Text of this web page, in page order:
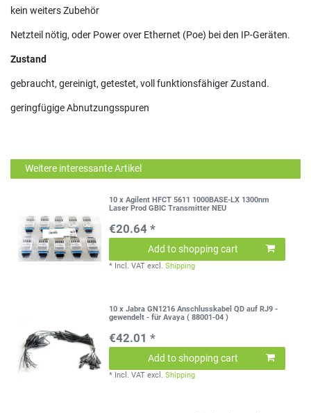
kein weiters Zubehör
Netzteil nötig, oder Power over Ethernet (Poe) bei den IP-Geräten.
Zustand
gebraucht, gereinigt, getestet, voll funktionsfähiger Zustand.
geringfügige Abnutzungsspuren
Weitere interessante Artikel
10 x Agilent HFCT 5611 1000BASE-LX 1300nm
Laser Prod GBIC Transmitter NEU
€20.64 *
Add to shopping cart
* Incl. VAT excl.Shipping
10 x Jabra GN1216 Anschlusskabel QD auf RJ9 -
gewendelt - für Avaya ( 88001-04 )
€42.01 *
Add to shopping cart
* Incl. VAT excl.Shipping